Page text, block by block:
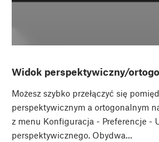
Widok perspektywiczny/
Możesz szybko przełączyć się
perspektywicznym a ortogonalnym
z menu Konfiguracja - Preferencje -
perspektywicznego. Obydwa…